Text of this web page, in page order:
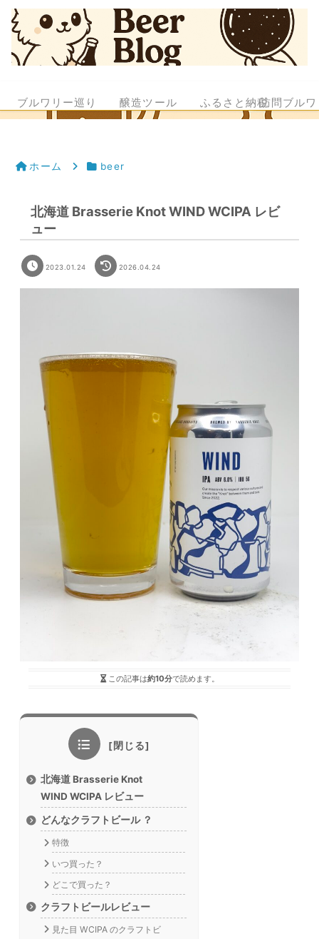
ブルワリー巡り 醸造ツール ふるさと納税訪問ブル
ホーム beer
北海道 Brasserie Knot WIND WCIPA レビ
ュー
2023.01.24 2026.04.24
この記事は約10分で読めます。
北海道 Brasserie Knot
WIND WCIPA レビュー
どんなクラフトビール ？
特徴
いつ買った？
どこで買った？
クラフトビールレビュー
見た目 WCIPA のクラフトビ